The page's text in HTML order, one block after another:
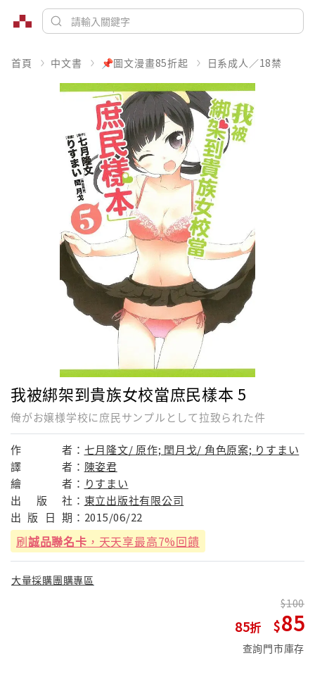
首頁 中文書 📌圖文漫畫85折起 日系成人／18禁
我被綁架到貴族女校當庶民樣本 5
俺がお嬢様学校に庶民サンプルとして拉致られた件
作 者： 七月隆文/ 原作; 閏月戈/ 角色原案; りすまい
譯
者： 陳姿君
繪
者： りすまい
出
版 社： 東立出版社有限公司
出 版 日 期： 2015/06/22
刷誠品聯名卡 ，天天享最高7%回饋
大量採購團購專區
85
100
85
查詢門市庫存